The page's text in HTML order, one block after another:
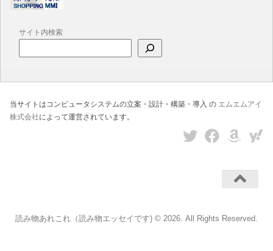
サイト内検索
当サイトはコンピュータシステムの立案・設計・構築・導入 の エムエムアイ
株式会社によって運営されています。
読み物あれこれ（読み物エッセイです) © 2026. All Rights Reserved.